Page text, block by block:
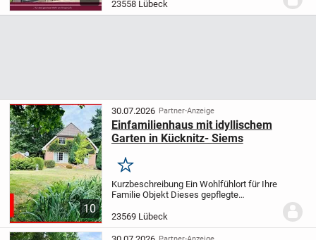
Aufteilung sowie die gute Lage in der
Nähe des Drägerwerks.Das Gebäude
23558 Lübeck
10
30.07.2026 Partner-Anzeige
Einfamilienhaus mit idyllischem
Garten in Kücknitz- Siems
Merken
Kurzbeschreibung Ein Wohlfühlort für Ihre
Familie Objekt Dieses gepflegte
besticht durch eine durchdachte
Raumaufteilung. Auf ca.125?m²
Wohnfläche erwarten Sie vier...
23569 Lübeck